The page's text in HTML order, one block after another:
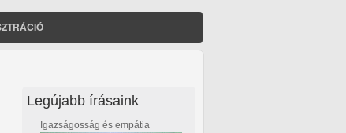
Legújabb írásaink
Igazságosság és empátia